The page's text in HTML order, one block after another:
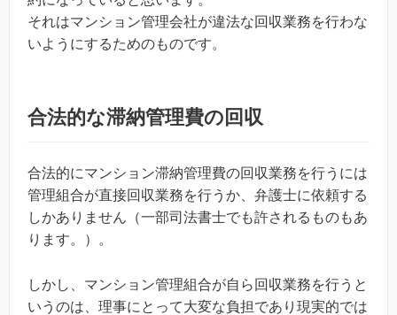
それはマンション管理会社が違法な回収業務を行わな
いようにするためのものです。
合法的な滞納管理費の回収
合法的にマンション滞納管理費の回収業務を行うには
管理組合が直接回収業務を行うか、弁護士に依頼する
しかありません（一部司法書士でも許されるものもあ
ります。）。
しかし、マンション管理組合が自ら回収業務を行うと
いうのは、理事にとって大変な負担であり現実的では